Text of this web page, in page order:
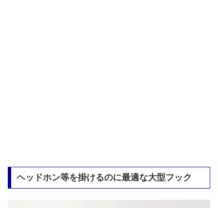
ヘッドホン等を掛けるのに最適な大型フック